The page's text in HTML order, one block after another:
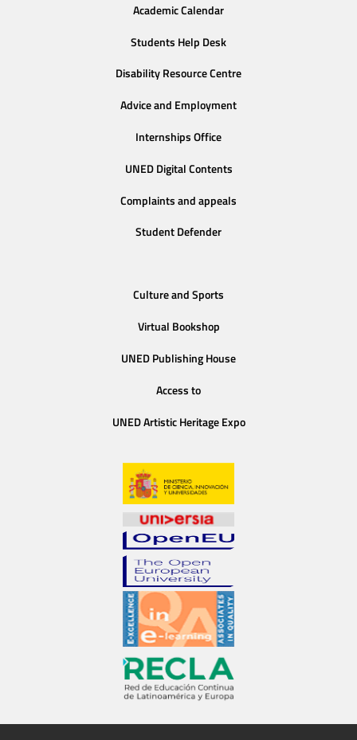
Academic Calendar
Students Help Desk
Disability Resource Centre
Advice and Employment
Internships Office
UNED Digital Contents
Complaints and appeals
Student Defender
Culture and Sports
Virtual Bookshop
UNED Publishing House
Access to
UNED Artistic Heritage Expo